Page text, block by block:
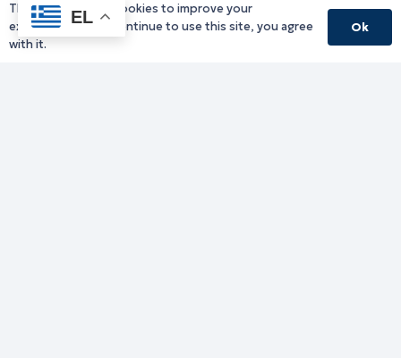
EL
This website uses cookies to improve your
experience. If you continue to use this site, you agree
with it.
Ok